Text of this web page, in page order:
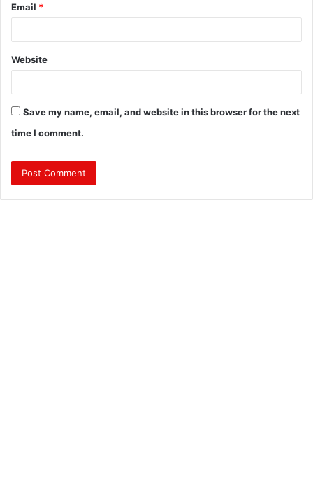
Email *
Website
Save my name, email, and website in this browser for the next
time I comment.